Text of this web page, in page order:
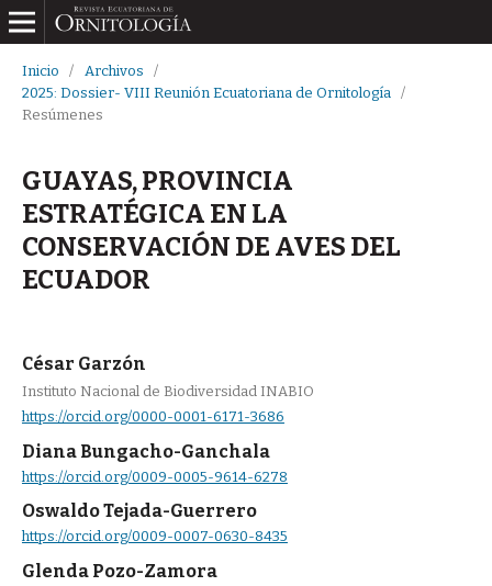
Inicio / Archivos
/
2025: Dossier- VIII Reunión Ecuatoriana de Ornitología
/
Resúmenes
GUAYAS, PROVINCIA
ESTRATÉGICA EN LA
CONSERVACIÓN DE AVES DEL
ECUADOR
César Garzón
Instituto Nacional de Biodiversidad INABIO
https://orcid.org/0000-0001-6171-3686
Diana Bungacho-Ganchala
https://orcid.org/0009-0005-9614-6278
Oswaldo Tejada-Guerrero
https://orcid.org/0009-0007-0630-8435
Glenda Pozo-Zamora